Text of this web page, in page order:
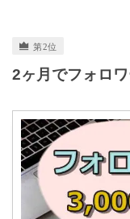
2ヶ月でフォロ